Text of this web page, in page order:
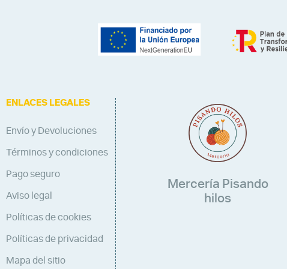
ENLACES LEGALES
Envío y Devoluciones
Términos y condiciones
Pago seguro
Aviso legal
Políticas de cookies
Políticas de privacidad
Mapa del sitio
Mercería Pisando
hilos